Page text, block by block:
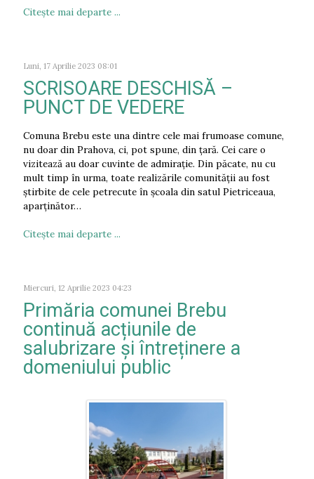
Citeşte mai departe ...
Luni, 17 Aprilie 2023 08:01
SCRISOARE DESCHISĂ –
PUNCT DE VEDERE
Comuna Brebu este una dintre cele mai frumoase comune,
nu doar din Prahova, ci, pot spune, din țară. Cei care o
vizitează au doar cuvinte de admirație. Din păcate, nu cu
mult timp în urma, toate realizările comunității au fost
știrbite de cele petrecute în școala din satul Pietriceaua,
aparținător…
Citeşte mai departe ...
Miercuri, 12 Aprilie 2023 04:23
Primăria comunei Brebu
continuă acțiunile de
salubrizare și întreținere a
domeniului public